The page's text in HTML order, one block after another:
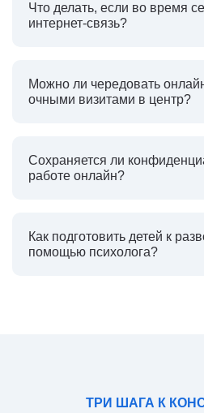
Что делать, если во время
интернет-связь?
Можно ли чередовать
очными визитами в центр?
Сохраняется ли
работе онлайн?
Как подготовить детей к
помощью психолога?
ТРИ ШАГА К